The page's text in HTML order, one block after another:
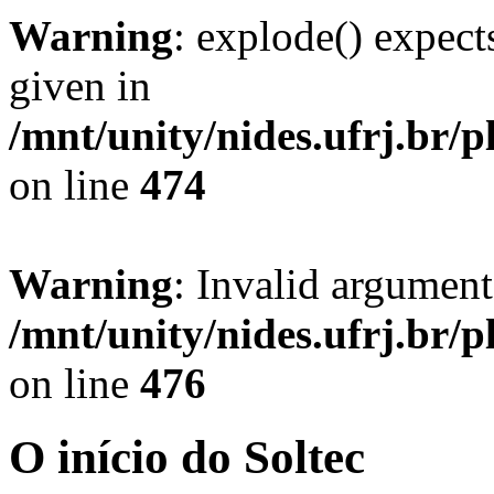
Warning: explode()
given in
/mnt/unity/nides.ufrj.br/
on line 474
Warning: Invalid
/mnt/unity/nides.ufrj.br/
on line 476
O início do Soltec